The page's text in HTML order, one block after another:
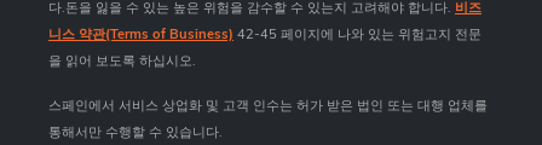
다.돈을 잃을 수 있는 높은 위험을 감수할 수 있는지 고려해야 합니다. 비즈
니스 약관(Terms of Business) 42-45 페이지에 나와 있는 위험고지 전문
을 읽어 보도록 하십시오.
스페인에서 서비스 상업화 및 고객 인수는 허가 받은 법인 또는 대행 업체를
통해서만 수행할 수 있습니다.